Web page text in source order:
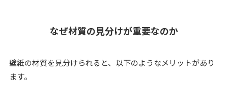
なぜ材質の見分けが重要なのか
壁紙の材質を見分けられると、以下のようなメリットがあり
ます。